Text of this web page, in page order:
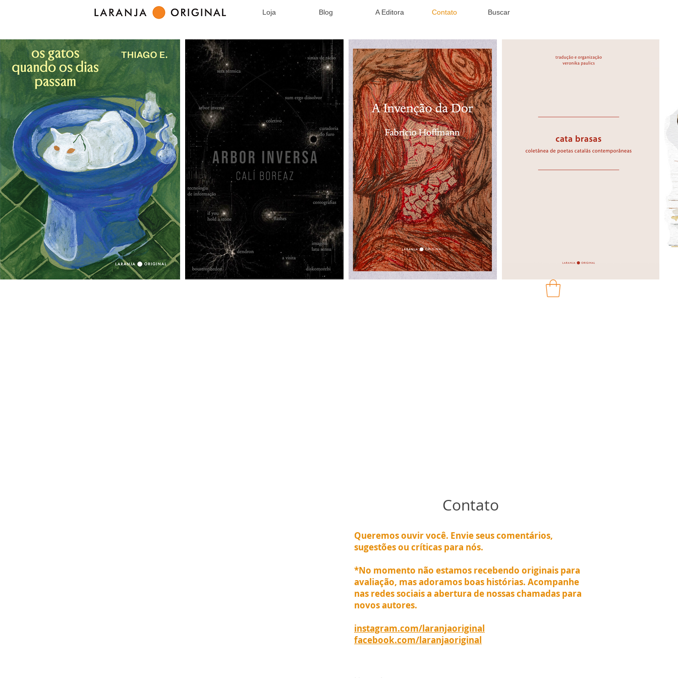
Loja Blog A Editora Contato Buscar
Contato
Queremos ouvir você. Envie seus comentários,
sugestões ou críticas para nós.
*No momento não estamos recebendo originais para
avaliação, mas adoramos boas histórias. Acompanhe
nas redes sociais a abertura de nossas chamadas para
novos autores.
instagram.com/laranjaoriginal
facebook.com/laranjaoriginal